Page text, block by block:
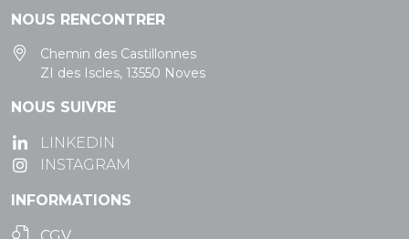
NOUS RENCONTRER
Chemin des Castillonnes
ZI des Iscles, 13550 Noves
NOUS SUIVRE
LINKEDIN
INSTAGRAM
INFORMATIONS
CGV